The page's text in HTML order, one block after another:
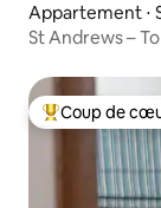
Appartement ⋅
St Andrews –
Coups de cœur
Coup de